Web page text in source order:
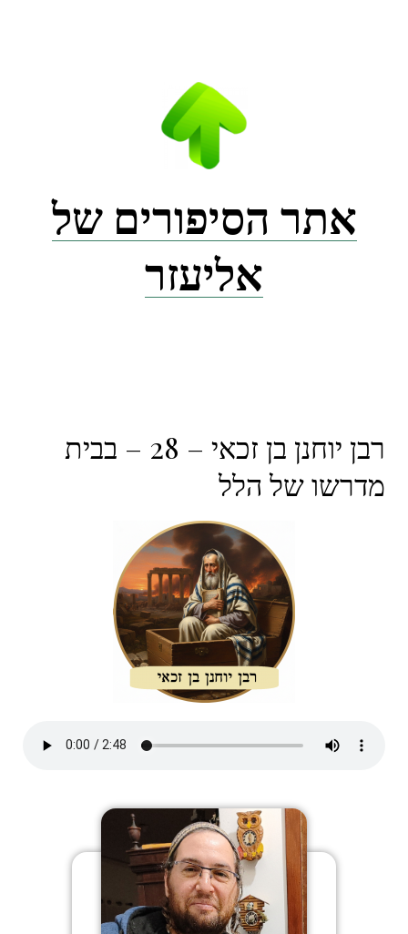
אתר הסיפורים של
אליעזר
רבן יוחנן בן זכאי – 28 – בבית
מדרשו של הלל